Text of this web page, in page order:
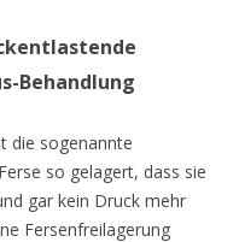
Behandlung
die sogenannte
so gelagert, dass sie
gar kein Druck mehr
Fersenfreilagerung